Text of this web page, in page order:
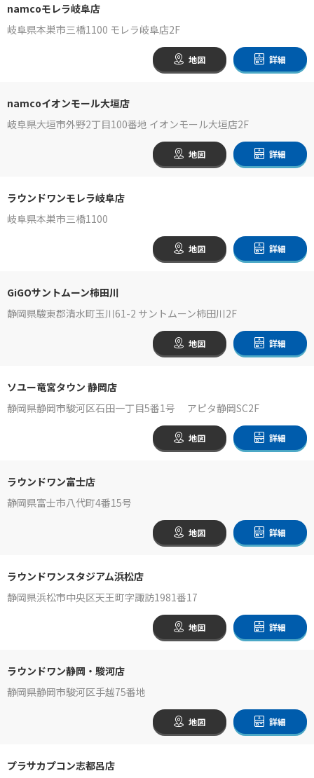
namcoモレラ岐阜店
岐阜県本巣市三橋1100 モレラ岐阜店2F
地図 詳細
namcoイオンモール大垣店
岐阜県大垣市外野2丁目100番地 イオンモール大垣店2F
地図 詳細
ラウンドワンモレラ岐阜店
岐阜県本巣市三橋1100
地図 詳細
GiGOサントムーン柿田川
静岡県駿東郡清水町玉川61-2 サントムーン柿田川2F
地図 詳細
ソユー竜宮タウン 静岡店
静岡県静岡市駿河区石田一丁目5番1号 アピタ静岡SC2F
地図 詳細
ラウンドワン富士店
静岡県富士市八代町4番15号
地図 詳細
ラウンドワンスタジアム浜松店
静岡県浜松市中央区天王町字諏訪1981番17
地図 詳細
ラウンドワン静岡・駿河店
静岡県静岡市駿河区手越75番地
地図 詳細
プラサカプコン志都呂店